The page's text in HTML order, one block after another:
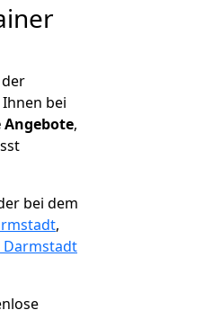
bei
Angebote,
bei dem
,
Darmstadt